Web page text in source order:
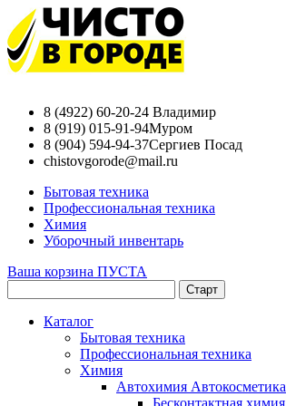
8 (4922) 60-20-24 Владимир
8 (919) 015-91-94Муром
8 (904) 594-94-37Сергиев Посад
chistovgorode@mail.ru
Бытовая техника
Профессиональная техника
Химия
Уборочный инвентарь
Ваша корзина ПУСТА
Каталог
Бытовая техника
Профессиональная техника
Химия
Автохимия Автокосметика
Бесконтактная химия